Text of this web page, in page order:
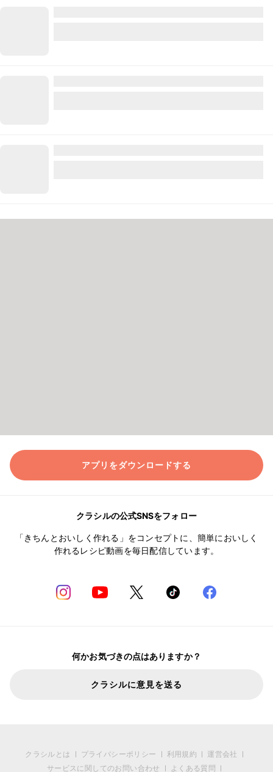
アプリをダウンロードする
クラシルの公式SNSをフォロー
「きちんとおいしく作れる」をコンセプトに、簡単においしく
作れるレシピ動画を毎日配信しています。
何かお気づきの点はありますか？
クラシルに意見を送る
クラシルとは プライバシーポリシー 利用規約
運営会社
サービスに関してのお問い合わせ
よくある質問